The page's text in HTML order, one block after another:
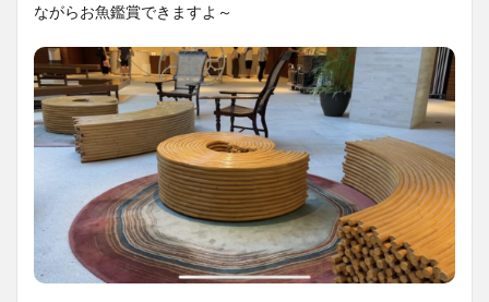
ながらお魚鑑賞できますよ～